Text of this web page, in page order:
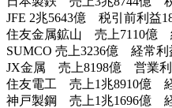
JFE 2兆5643億 税引前利益
住友金属鉱山 売上7110億
SUMCO 売上3236億 経常利
JX金属 売上8198億 営業利
住友電工 売上1兆8910億
神戸製鋼 売上1兆1696億